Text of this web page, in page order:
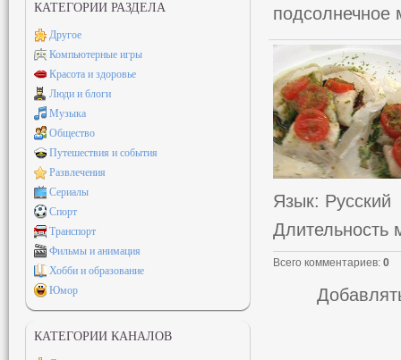
подсолнечное
Язык: Русский
Длительность
Всего комментариев: 0
КАТЕГОРИИ РАЗДЕЛА
Другое
Компьютерные игры
Красота и здоровье
Люди и блоги
Музыка
Общество
Путешествия и события
Развлечения
Сериалы
Спорт
Транспорт
Фильмы и анимация
Хобби и образование
Юмор
КАТЕГОРИИ КАНАЛОВ